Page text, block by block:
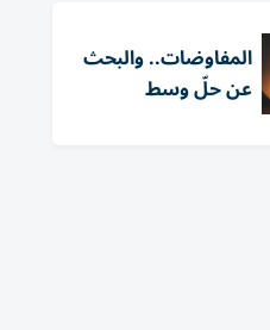
المفاوضات.. والبحث
عن حلّ وسط